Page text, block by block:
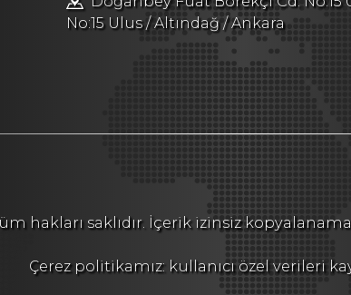
No:15 Ulus / Altındağ / Ankara
hakları saklıdır. İçerik izinsiz
Çerez politikamız: kullanıcı özel verileri